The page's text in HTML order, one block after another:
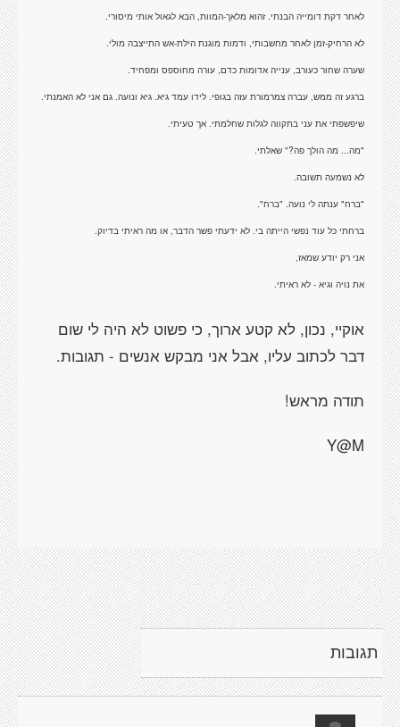
לאחר דקת דומייה הבנתי. זהוא מלאך-המוות, הבא לגאול אותי מיסורי.
לא הרחיק-זמן לאחר מחשבותי, ודמות מוגנת הילת-אש התייצבה מולי.
שערה שחור כעורב, ענייה אדומות כדם, עורה מחוספס ומפחיד.
ברגע זה ממש, עברה צמרמורת עזה בגופי. לידו עמד גיא. גיא ונועה. גם אני לא האמנתי.
שיפשפתי את עני בתקווה לגלות שחלמתי. אך טעיתי.
"מה... מה הולך פה?" שאלתי.
לא נשמעה תשובה.
"ברח" ענתה לי נועה. "ברח".
ברחתי כל עוד נפשי הייתה בי. לא ידעתי פשר הדבר, או מה ראיתי בדיוק.
אני רק יודע שמאז,
את נויה וגיא - לא ראיתי.
אוקיי, נכון, לא קטע ארוך, כי פשוט לא היה לי שום
דבר לכתוב עליו, אבל אני מבקש אנשים - תגובות.
תודה מראש!
Y@M
תגובות